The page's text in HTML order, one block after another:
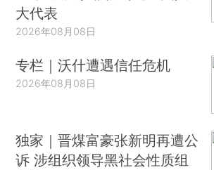
大代表
2026年08月08日
专栏｜沃什遭遇信任危机
2026年08月08日
独家｜晋煤富豪张新明再遭公
诉 涉组织领导黑社会性质组